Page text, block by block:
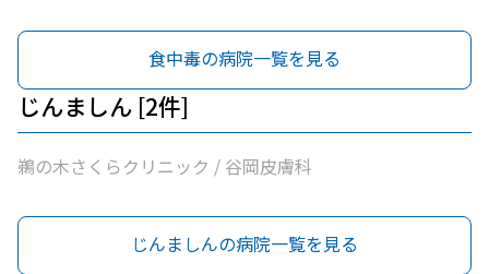
食中毒の病院一覧を見る
じんましん [2件]
鵜の木さくらクリニック / 谷岡皮膚科
じんましんの病院一覧を見る